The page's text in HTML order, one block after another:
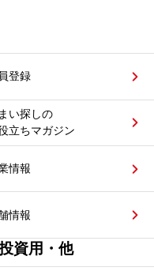
登録
い探しの
立ちマガジン
情報
情報
資用・他